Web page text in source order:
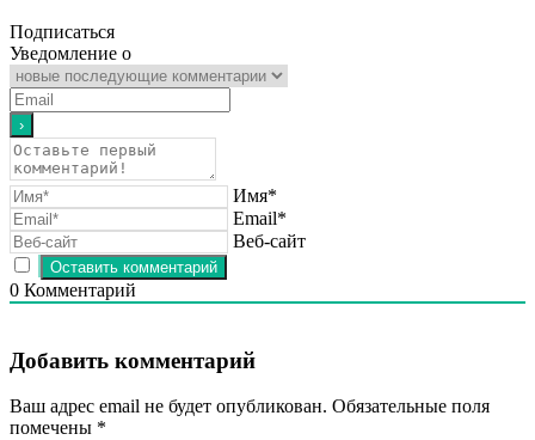
Подписаться
Уведомление о
Имя*
Email*
Веб-сайт
0 Комментарий
Добавить комментарий
Ваш адрес email не будет опубликован. Обязательные поля
помечены *